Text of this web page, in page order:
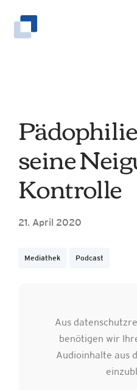
Inhalt
springen
seine
Kontrolle
21. April 2020
Mediathek Podcast
Aus
benötigen wir
Audioinhalte aus